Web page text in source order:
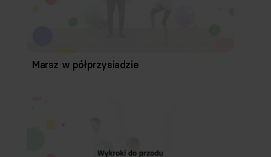
Marsz w półprzysiadzie